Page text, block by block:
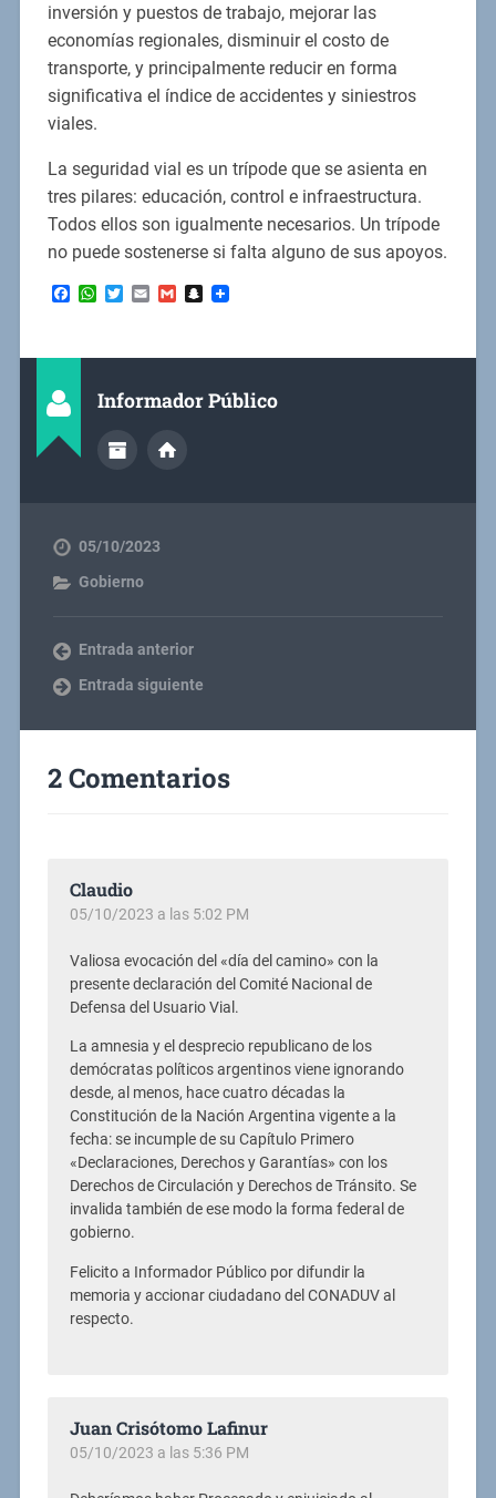
inversión y puestos de trabajo, mejorar las
economías regionales, disminuir el costo de
transporte, y principalmente reducir en forma
significativa el índice de accidentes y siniestros
viales.
La seguridad vial es un trípode que se asienta en
tres pilares: educación, control e infraestructura.
Todos ellos son igualmente necesarios. Un trípode
no puede sostenerse si falta alguno de sus apoyos.
Facebook
WhatsApp
Twitter
EmailGmailSnapchat
Informador Público
05/10/2023
Gobierno
Entrada anterior
Entrada siguiente
2 Comentarios
Claudio
05/10/2023 a las 5:02 PM
Valiosa evocación del «día del camino» con la
presente declaración del Comité Nacional de
Defensa del Usuario Vial.
La amnesia y el desprecio republicano de los
demócratas políticos argentinos viene ignorando
desde, al menos, hace cuatro décadas la
Constitución de la Nación Argentina vigente a la
fecha: se incumple de su Capítulo Primero
«Declaraciones, Derechos y Garantías» con los
Derechos de Circulación y Derechos de Tránsito. Se
invalida también de ese modo la forma federal de
gobierno.
Felicito a Informador Público por difundir la
memoria y accionar ciudadano del CONADUV al
respecto.
Juan Crisótomo Lafinur
05/10/2023 a las 5:36 PM